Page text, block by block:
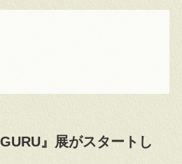
』展がスタートし